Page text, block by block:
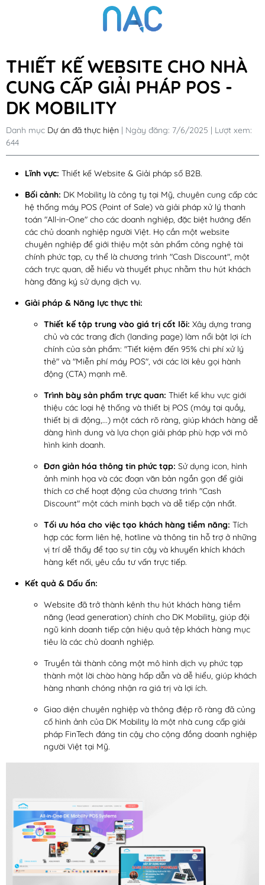
THIẾT KẾ WEBSITE CHO NHÀ
CUNG CẤP GIẢI PHÁP POS -
DK MOBILITY
Danh mục Dự án đã thực hiện | Ngày đăng: 7/6/2025 | Lượt xem:
644
Lĩnh vực: Thiết kế Website & Giải pháp số B2B.
Bối cảnh: DK Mobility là công ty tại Mỹ, chuyên cung cấp các
hệ thống máy POS (Point of Sale) và giải pháp xử lý thanh
toán "All-in-One" cho các doanh nghiệp, đặc biệt hướng đến
các chủ doanh nghiệp người Việt. Họ cần một website
chuyên nghiệp để giới thiệu một sản phẩm công nghệ tài
chính phức tạp, cụ thể là chương trình "Cash Discount", một
cách trực quan, dễ hiểu và thuyết phục nhằm thu hút khách
hàng đăng ký sử dụng dịch vụ.
Giải pháp & Năng lực thực thi:
Thiết kế tập trung vào giá trị cốt lõi: Xây dựng trang
chủ và các trang đích (landing page) làm nổi bật lợi ích
chính của sản phẩm: "Tiết kiệm đến 95% chi phí xử lý
thẻ" và "Miễn phí máy POS", với các lời kêu gọi hành
động (CTA) mạnh mẽ.
Trình bày sản phẩm trực quan: Thiết kế khu vực giới
thiệu các loại hệ thống và thiết bị POS (máy tại quầy,
thiết bị di động,...) một cách rõ ràng, giúp khách hàng dễ
dàng hình dung và lựa chọn giải pháp phù hợp với mô
hình kinh doanh.
Đơn giản hóa thông tin phức tạp: Sử dụng icon, hình
ảnh minh họa và các đoạn văn bản ngắn gọn để giải
thích cơ chế hoạt động của chương trình "Cash
Discount" một cách minh bạch và dễ tiếp cận nhất.
Tối ưu hóa cho việc tạo khách hàng tiềm năng: Tích
hợp các form liên hệ, hotline và thông tin hỗ trợ ở những
vị trí dễ thấy để tạo sự tin cậy và khuyến khích khách
hàng kết nối, yêu cầu tư vấn trực tiếp.
Kết quả & Dấu ấn:
Website đã trở thành kênh thu hút khách hàng tiềm
năng (lead generation) chính cho DK Mobility, giúp đội
ngũ kinh doanh tiếp cận hiệu quả tệp khách hàng mục
tiêu là các chủ doanh nghiệp.
Truyền tải thành công một mô hình dịch vụ phức tạp
thành một lời chào hàng hấp dẫn và dễ hiểu, giúp khách
hàng nhanh chóng nhận ra giá trị và lợi ích.
Giao diện chuyên nghiệp và thông điệp rõ ràng đã củng
cố hình ảnh của DK Mobility là một nhà cung cấp giải
pháp FinTech đáng tin cậy cho cộng đồng doanh nghiệp
người Việt tại Mỹ.